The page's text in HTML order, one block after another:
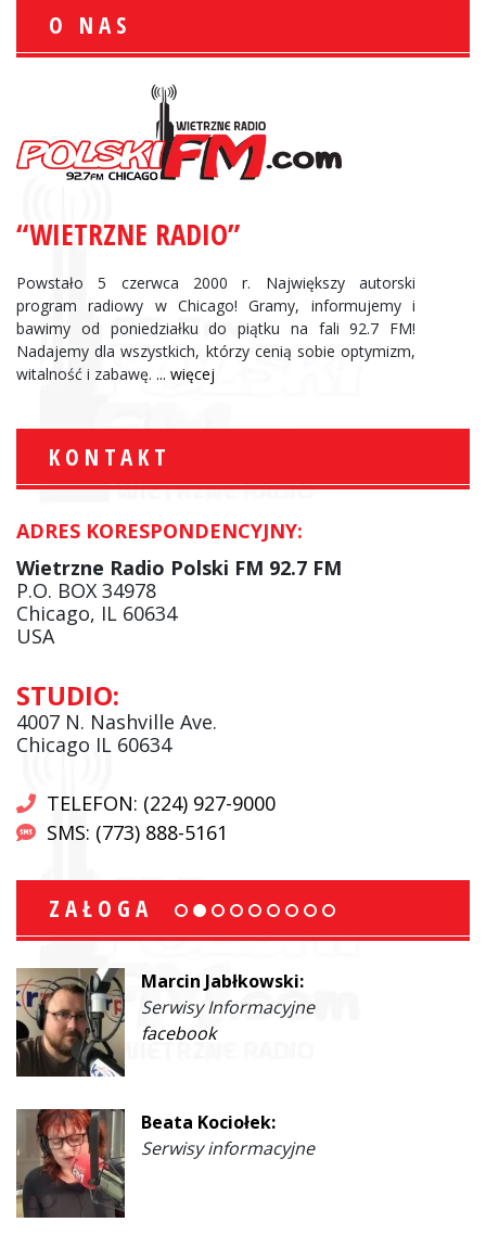
O NAS
“WIETRZNE RADIO”
Powstało 5 czerwca 2000 r. Największy autorski
program radiowy w Chicago! Gramy, informujemy i
bawimy od poniedziałku do piątku na fali 92.7 FM!
Nadajemy dla wszystkich, którzy cenią sobie optymizm,
witalność i zabawę. ... więcej
KONTAKT
ADRES KORESPONDENCYJNY:
Wietrzne Radio Polski FM 92.7 FM
P.O. BOX 34978
Chicago, IL 60634
USA
STUDIO:
4007 N. Nashville Ave.
Chicago IL 60634
TELEFON: (224) 927-9000
SMS: (773) 888-5161
ZAŁOGA
Marcin Jabłkowski:
Serwisy Informacyjne
facebook
Beata Kociołek:
Serwisy informacyjne